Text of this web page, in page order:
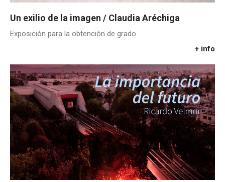
Un exilio de la imagen / Claudia Aréchiga
Exposición para la obtención de grado
+ info